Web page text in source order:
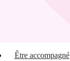
Être accompagné